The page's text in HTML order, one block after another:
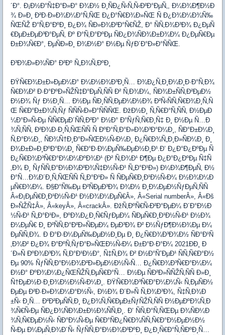
´Ð°. Ð¡Ð½Ð°Ñ‡Ð°Ð»Ð° Ð¾Ð½ Ð¸ÑÐ¿Ñ‹Ñ‚Ñ‹Ð²Ð°ÐµÑ‚, Ð¼Ð¾Ð¶Ð½Ð
¾ Ð»Ð¸ Ð²Ð·Ð»Ð¾Ð¼Ð°Ñ‚ÑŒ Ð¿Ð°Ñ€Ð¾Ð»ÑŒ Ñ Ð¿Ð¾Ð¼Ð¾Ñ‰
ÑŒÑŽ Ð°Ñ‚Ð°ÐºÐ¸ Ð¿Ð¾ ÑÐ»Ð¾Ð²Ð°Ñ€ÑŽ, Ð° ÑÑ‚Ð¾Ð³Ð¾ Ð¿ÐµÑ
€ÐµÐ±ÐµÐ³Ð°ÐµÑ‚ Ðº Ð°Ñ‚Ð°ÐºÐµ ÑÐ¿Ð¾ÑÐ¾Ð±Ð¾Ð¼ Ð¿ÐµÑ€Ðµ
Ð±Ð¾Ñ€Ð°, ÐµÑÐ»Ð¸ Ð¾Ð½Ð° Ð½Ðµ ÑƒÐ´Ð°Ð»Ð°ÑÑŒ.
Ð³Ð¾Ð»Ð¾ÑÐ° Ð²Ðº Ñ„Ð¾Ñ‚ÐºÐ¸
ÐŸÑ€Ð¾Ð±Ð»ÐµÐ¼Ð° Ð¼Ð½Ð¾Ð³Ð¸Ñ… Ð¾Ð¿Ñ‚Ð¸Ð¼Ð¸Ð·Ð°Ñ‚Ð¾
Ñ€Ð¾Ð² Ð·Ð°ÐºÐ»ÑŽÑ‡Ð°ÐµÑ‚ÑÑ Ð² Ñ‚Ð¾Ð¼, ÑÐ¾Ð±ÑÑ‚Ð²ÐµÐ½
Ð½Ð¾ Ñƒ Ð½Ð¸Ñ… Ð½Ðµ ÑÐ¸ÑÑ‚ÐµÐ¼Ð½Ð¾ Ð²Ñ‹ÑÑ‚Ñ€Ð¾Ð¸Ñ‚Ñ
Œ Ñ€Ð°Ð±Ð¾Ñ‚Ñƒ ÑÑÑ‹Ð»Ð°ÑÑÑŒ. ÐžÐ½Ð¸ Ñ‚Ñ€Ð°Ñ‚ÑÑ‚ Ð½ÐµÐ
¼Ð°Ð»Ñ‹Ðµ ÑÑ€ÐµÐ´ÑÑ‚Ð²Ð° Ð½Ð° Ð°ÑƒÑ‚Ñ€Ð¸Ñ‡ Ð¸ Ð½Ðµ Ñ…Ð
¾Ñ‚ÑÑ‚ Ð²Ð¾Ð·Ð¸Ñ‚ÑŒÑÑ Ñ ÐºÐ°Ñ‚Ð°Ð»Ð¾Ð³Ð°Ð¼Ð¸, ÑÐ°Ð±Ð¼Ð¸
Ñ‚Ð°Ð¼Ð¸, ÑÐ¾Ñ†Ð¸Ð°Ð»ÑŒÐ½Ñ‹Ð¼Ð¸ Ð¿Ñ€Ð¾Ñ„Ð¸Ð»ÑÐ¼Ð¸ Ð¸
Ð¾Ð±Ð»Ð¸ÐºÐ°Ð¼Ð¸ Ñ€Ð°Ð·Ð¼ÐµÑ‰ÐµÐ½Ð¸Ð¹.Ð’ Ð¿Ð°Ð¿ÐºÐµ Ñ
Ð¿Ñ€Ð¾Ð³Ñ€Ð°Ð¼Ð¼ÐºÐ¾Ð¹ (Ð² Ñ‚Ð¾Ð¹ Ð¶Ðµ Ð¿Ð°Ð¿ÐºÐµ Ñ‡Ñ
‚Ð¾ Ð¸ ÑƒÑÑ‚Ð°Ð½Ð¾Ð²Ð¾Ñ‡Ð½Ñ‹Ð¹ Ñ„Ð°Ð¹Ð») Ð¼Ð¾Ð¶ÐµÑ‚ Ð½
Ð°Ñ…Ð¾Ð´Ð¸Ñ‚ÑŒÑÑ Ñ„Ð°Ð¹Ð» Ñ ÑÐµÑ€Ð¸Ð¹Ð½Ñ‹Ð¼ Ð½Ð¾Ð¼Ð
µÑ€Ð¾Ð¼. Ð§Ð°Ñ‰Ðµ Ð²ÑÐµÐ³Ð¾ Ð¾Ð½ Ð¸Ð¼ÐµÐ½ÑƒÐµÑ‚ÑÑ
Â«Ð¡ÐµÑ€Ð¸Ð¹Ð½Ñ‹Ð¹ Ð½Ð¾Ð¼ÐµÑ€Â», Â«Serial numberÂ», Â«Ðš
Ð»ÑŽÑ‡Â», Â«keyÂ», Â«crackÂ». ÐžÑ‚ÐºÑ€Ñ‹Ð²Ð°ÐµÐ¼ Ð´Ð°Ð½Ð
½Ñ‹Ð¹ Ñ„Ð°Ð¹Ð», ÐºÐ¾Ð¿Ð¸Ñ€ÑƒÐµÐ¼ ÑÐµÑ€Ð¸Ð¹Ð½Ñ‹Ð¹ Ð½Ð¾
Ð¼ÐµÑ€ Ð¸ Ð²ÑÑ‚Ð°Ð²Ð»ÑÐµÐ¼ ÐµÐ³Ð¾ Ð² Ð½ÑƒÐ¶Ð½Ð¾Ðµ Ð¼
ÐµÑÑ‚Ð¾. Ð Ð°Ð·Ð¼ÐµÑ‰ÐµÐ½Ð¸Ðµ Ð¸ Ð¿Ñ€Ð¾Ð³Ð¾Ð½ ÑÐ°Ð¹Ñ
‚Ð¾Ð² Ð¿Ð¾ Ð°ÐºÑ‚ÑƒÐ°Ð»ÑŒÐ½Ñ‹Ð¼ Ð±Ð°Ð·Ð°Ð¼ 2021ÐÐ¸ Ð
´Ð»Ñ ÐºÐ¾Ð³Ð¾ Ñ‚Ð°Ð¹Ð½Ð°, Ñ‡Ñ‚Ð¾ Ð² Ð½Ð°ÑˆÐµÐ¹ ÑÑ‚Ñ€Ð°Ð½
Ðµ 90% ÑƒÑÑ‚Ð°Ð½Ð¾Ð²Ð»ÐµÐ½Ð½Ñ‹Ñ… Ð¿Ñ€Ð¾Ð³Ñ€Ð°Ð¼Ð¼
Ð½Ð° ÐºÐ¾Ð¼Ð¿ÑŒÑŽÑ‚ÐµÑ€Ð°Ñ… Ð½Ðµ ÑÐ²Ð»ÑÑŽÑ‚ÑÑ Ð»Ð¸
Ñ†ÐµÐ½Ð·Ð¸Ð¾Ð½Ð½Ñ‹Ð¼Ð¸. ÐŸÑ€Ð¾Ð³Ñ€Ð°Ð¼Ð¼Ñ‹ Ñ‚ÐµÑÐ½
ÐµÐµ Ð²Ð·Ð»Ð¾Ð¼Ð°Ð½Ñ‹, Ð½Ð¾ Ð´Ð»Ñ Ñ‚Ð¾Ð³Ð¾, Ñ‡Ñ‚Ð¾Ð
±Ñ‹ Ð¸Ñ… Ð²Ð²ÐµÑÑ‚Ð¸ Ð¿Ð¾Ñ‚Ñ€ÐµÐ±ÑƒÑŽÑ‚ÑÑ Ð½ÐµÐºÐ¾Ñ‚Ð
¾Ñ€Ñ‹Ðµ ÑÐ¿Ð¾ÑÐ¾Ð±Ð½Ð¾ÑÑ‚Ð¸. Ð’ ÑÑ‚Ð°Ñ‚ÑŒÐµ Ð¾ÑÐ¼Ð
¾Ñ‚Ñ€ÐµÐ½Ñ‹ ÑÐ°Ð¼Ñ‹Ðµ Ñ€Ð°ÑÐ¿Ñ€Ð¾ÑÑ‚Ñ€Ð°Ð½ÐµÐ½Ð½
Ñ‹Ðµ Ð¼ÐµÑ‚Ð¾Ð´Ñ‹ ÑƒÑÑ‚Ð°Ð½Ð¾Ð²ÐºÐ¸ Ð¿Ð¸Ñ€Ð°Ñ‚ÑÐºÐ¸Ñ…